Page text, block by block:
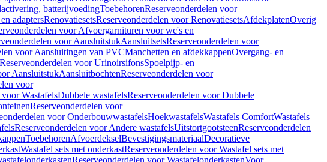
batterijvoedingToebehorenReserveonderdelen voor
adaptersRenovatiesetsReserveonderdelen voor RenovatiesetsAfdekplatenOverig
voor Afvoergarnituren voor wc's en
voor AansluitstukAansluitsetsReserveonderdelen voor
voor Aansluitingen van PVCManchetten en afdekkappenOvergang- en
Reserveonderdelen voor UrinoirsifonsSpoelpijp- en
AansluitstukAansluitbochtenReserveonderdelen voor
voor
WastafelsDubbele wastafelsReserveonderdelen voor Dubbele
Reserveonderdelen voor
voor OnderbouwwastafelsHoekwastafelsWastafels ComfortWastafels
Reserveonderdelen voor Andere wastafelsUitstortgootsteenReserveonderdelen
ToebehorenAfvoerdekselBevestigingsmateriaalDecoratieve
Wastafel sets met onderkastReserveonderdelen voor Wastafel sets met
Reserveonderdelen voor WastafelonderkastenVoor